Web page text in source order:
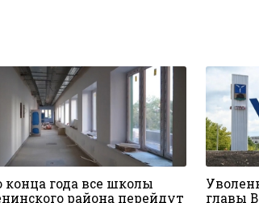
конца года все школы
района перейдут
главы